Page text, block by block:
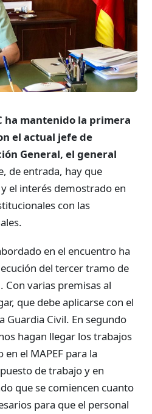
ha mantenido la primera
el actual jefe de
General, el general
de entrada, hay que
el interés demostrado en
con las
en el encuentro ha
del tercer tramo de
Con varias premisas al
que debe aplicarse con el
Guardia Civil. En segundo
hagan llegar los trabajos
el MAPEF para la
de trabajo y en
que se comiencen cuanto
para que el personal